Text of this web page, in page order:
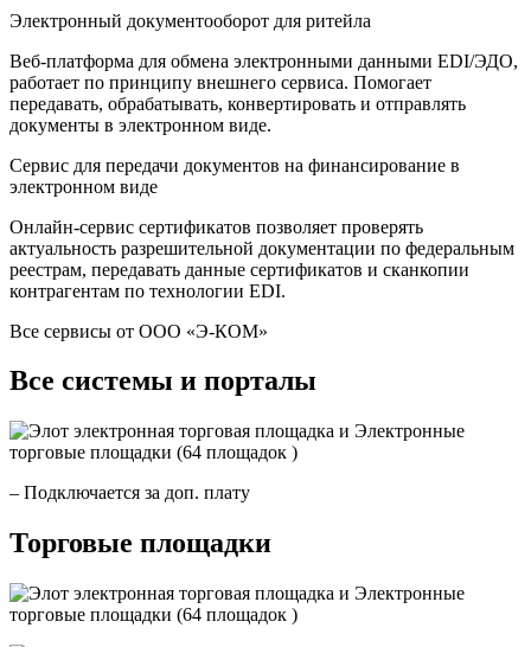
Электронный документооборот для ритейла
Веб-платформа для обмена электронными данными EDI/ЭДО,
работает по принципу внешнего сервиса. Помогает
передавать, обрабатывать, конвертировать и отправлять
документы в электронном виде.
Сервис для передачи документов на финансирование в
электронном виде
Онлайн-сервис сертификатов позволяет проверять
актуальность разрешительной документации по федеральным
реестрам, передавать данные сертификатов и сканкопии
контрагентам по технологии EDI.
Все сервисы от ООО «Э-КОМ»
Все системы и порталы
– Подключается за доп. плату
Торговые площадки